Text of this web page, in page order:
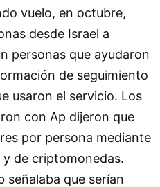
vuelo, en octubre,
desde Israel a
personas que ayudaron
de seguimiento
usaron el servicio. Los
con Ap dijeron que
por persona mediante
de criptomonedas.
señalaba que serían